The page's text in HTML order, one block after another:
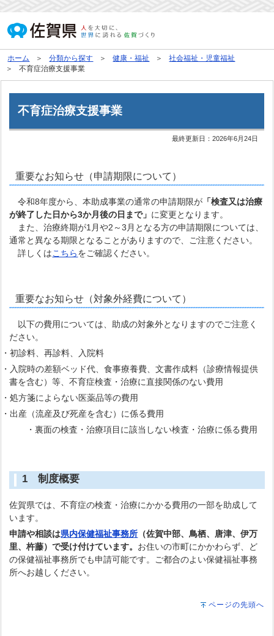
ホーム 分類から探す 健康・福祉
社会福祉・児童福祉
不育症治療支援事業
不育症治療支援事業
最終更新日：2026年6月24日
重要なお知らせ（申請期限について）
令和8年度から、本助成事業の通常の申請期限が 「検査又は治療
が終了した日から3か月後の日まで」 に変更となります。
また、治療終期が1月や2～3月となる方の申請期限については、
通常と異なる期限となることがありますので、ご注意ください。
詳しくはこちらをご確認ください。
重要なお知らせ（対象外経費について）
以下の費用については、助成の対象外となりますのでご注意く
ださい。
・初診料、再診料、入院料
・入院時の差額ベッド代、食事療養費、文書作成料（診療情報提供
書を含む）等、不育症検査・治療に直接関係のない費用
・処方箋によらない医薬品等の費用
・出産（流産及び死産を含む）に係る費用
・裏面の検査・治療項目に該当しない検査・治療に係る費用
1 制度概要
佐賀県では、不育症の検査・治療にかかる費用の一部を助成して
います。
申請や相談は県内保健福祉事務所 （佐賀中部、鳥栖、唐津、伊万
里、杵藤）で受け付けています。 お住いの市町にかかわらず、ど
の保健福祉事務所でも申請可能です。ご都合のよい保健福祉事務
所へお越しください。
ページの先頭へ